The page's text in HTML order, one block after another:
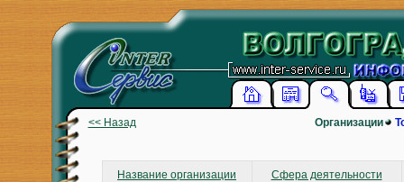
<< Назад Организации
Название организации Сфера деятельности